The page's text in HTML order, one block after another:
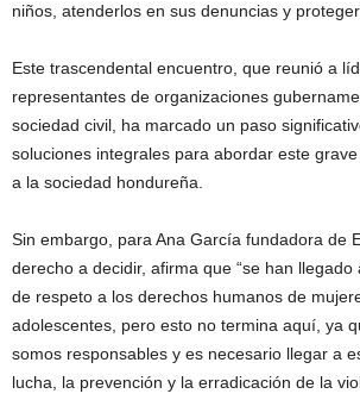
niños, atenderlos en sus denuncias y
Este trascendental encuentro, que reunió a
representantes de organizaciones
sociedad civil, ha marcado un paso
soluciones integrales para abordar este
a la sociedad hondureña.
Sin embargo, para Ana García fundadora de
derecho a decidir, afirma que “se han
de respeto a los derechos humanos de
adolescentes, pero esto no termina aquí, ya
somos responsables y es necesario llegar a
lucha, la prevención y la erradicación de la